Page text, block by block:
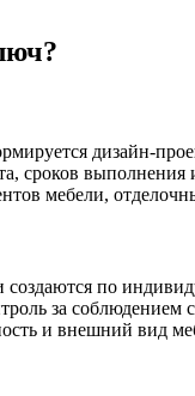
дизайн-
выполнения
мебели,
по
за
и внешний вид